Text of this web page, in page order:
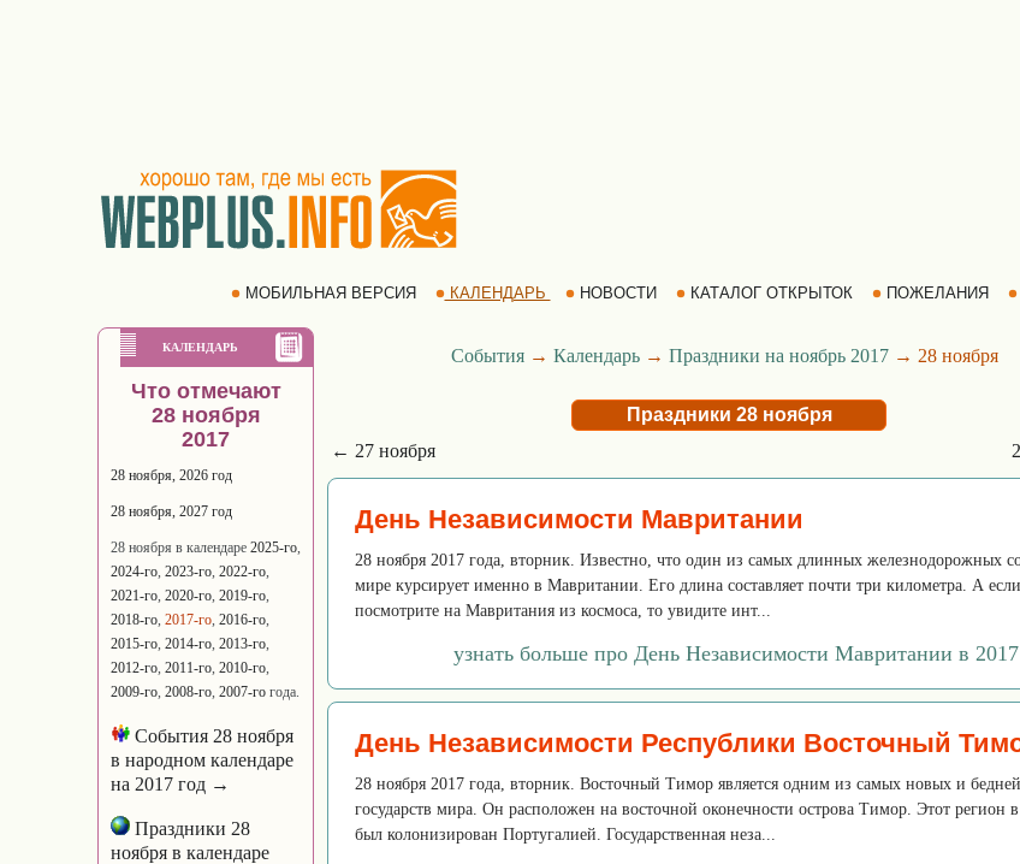
МОБИЛЬНАЯ ВЕРСИЯ КАЛЕНДАРЬ НОВОСТИ КАТАЛОГ ОТКРЫТОК ПОЖЕЛАНИЯ
КАЛЕНДАРЬ
Что отмечают
28 ноября
2017
28 ноября, 2026 год
28 ноября, 2027 год
28 ноября в календаре 2025-го,
2024-го, 2023-го, 2022-го,
2021-го, 2020-го, 2019-го,
2018-го, 2017-го, 2016-го,
2015-го, 2014-го, 2013-го,
2012-го, 2011-го, 2010-го,
2009-го, 2008-го, 2007-го года.
События 28 ноября
в народном календаре
на 2017 год →
Праздники 28
ноября в календаре
События→ Календарь→ Праздники на ноябрь 2017→ 28 ноября
Праздники 28 ноября
← 27 ноября
День Независимости Мавритании
28 ноября 2017 года, вторник. Известно, что один из самых длинных железнодорожных
мире курсирует именно в Мавритании. Его длина составляет почти три километра. А
посмотрите на Мавритания из космоса, то увидите инт...
узнать больше про День Независимости Мавритании в
День Независимости Республики Восточный
28 ноября 2017 года, вторник. Восточный Тимор является одним из самых новых и
государств мира. Он расположен на восточной оконечности острова Тимор. Этот регион
был колонизирован Португалией. Государственная неза...